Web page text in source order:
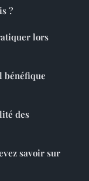
?
lors
bénéfique
des
savoir sur